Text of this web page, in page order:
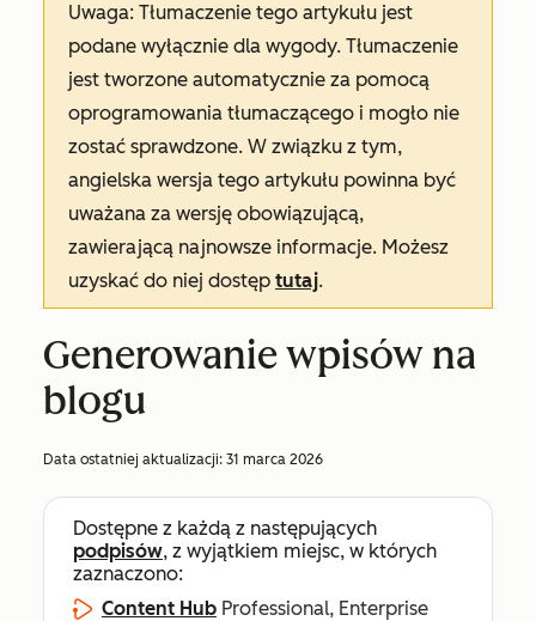
Uwaga: Tłumaczenie tego artykułu jest
podane wyłącznie dla wygody. Tłumaczenie
jest tworzone automatycznie za pomocą
oprogramowania tłumaczącego i mogło nie
zostać sprawdzone. W związku z tym,
angielska wersja tego artykułu powinna być
uważana za wersję obowiązującą,
zawierającą najnowsze informacje. Możesz
uzyskać do niej dostęp tutaj.
Generowanie wpisów na
blogu
Data ostatniej aktualizacji: 31 marca 2026
Dostępne z każdą z następujących
podpisów, z wyjątkiem miejsc, w których
zaznaczono:
Content Hub Professional, Enterprise